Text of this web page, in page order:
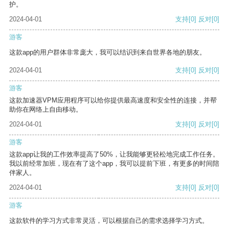
护。
2024-04-01
支持[0] 反对[0]
游客
这款app的用户群体非常庞大，我可以结识到来自世界各地的朋友。
2024-04-01 支持[0] 反对[0]
游客
这款加速器VPM应用程序可以给你提供最高速度和安全性的连接，并帮
助你在网络上自由移动。
2024-04-01
支持[0] 反对[0]
游客
这款app让我的工作效率提高了50%，让我能够更轻松地完成工作任务。
我以前经常加班，现在有了这个app，我可以提前下班，有更多的时间陪
伴家人。
2024-04-01
支持[0] 反对[0]
游客
这款软件的学习方式非常灵活，可以根据自己的需求选择学习方式。